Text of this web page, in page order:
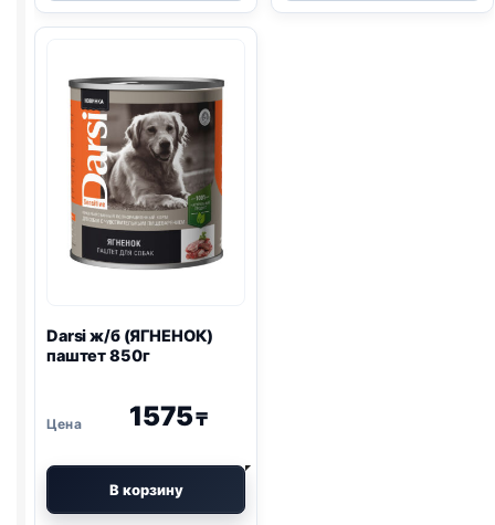
ТЕЛЯТИНА
85г
(ЛОСОСЬ)
Darsi ж/б (ЯГНЕНОК)
паштет 850г
1575₸
В корзину